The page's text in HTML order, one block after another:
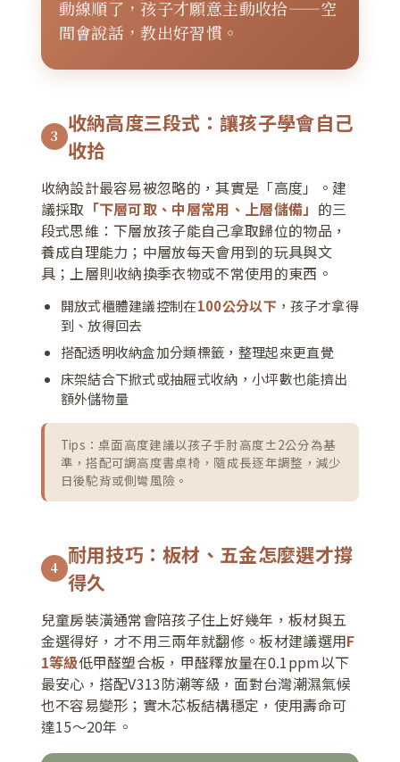
動線順了，孩子才願意主動收拾——空
間會說話，教出好習慣。
3
收納高度三段式：讓孩子學會自己
收拾
收納設計最容易被忽略的，其實是「高度」。建
議採取 「下層可取、中層常用、上層儲備」 的三
段式思維：下層放孩子能自己拿取歸位的物品，
養成自理能力；中層放每天會用到的玩具與文
具；上層則收納換季衣物或不常使用的東西。
開放式櫃體建議控制在100公分以下 ，孩子才拿得
到、放得回去
搭配透明收納盒加分類標籤，整理起來更直覺
床架結合下掀式或抽屜式收納，小坪數也能擠出
額外儲物量
Tips：桌面高度建議以孩子手肘高度±2公分為基
準，搭配可調高度書桌椅，隨成長逐年調整，減少
日後駝背或側彎風險。
4
耐用技巧：板材、五金怎麼選才撐
得久
兒童房裝潢通常會陪孩子住上好幾年，板材與五
金選得好，才不用三兩年就翻修。板材建議選用F
1等級低甲醛塑合板，甲醛釋放量在0.1ppm以下
最安心，搭配V313防潮等級，面對台灣潮濕氣候
也不容易變形；實木芯板結構穩定，使用壽命可
達15～20年。